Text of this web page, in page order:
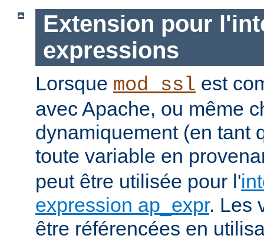
Extension pour
expressions
Lorsque mod_ssl est
avec Apache, ou même
dynamiquement (en tant
toute variable en
peut être utilisée pour l'
expression ap_expr. Les
être référencées en